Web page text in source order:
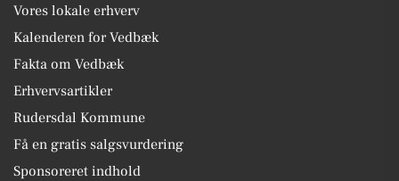
Vores lokale erhverv
Kalenderen for Vedbæk
Fakta om Vedbæk
Erhvervsartikler
Rudersdal Kommune
Få en gratis salgsvurdering
Sponsoreret indhold